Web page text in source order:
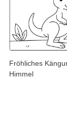
Fröhliches
Himmel